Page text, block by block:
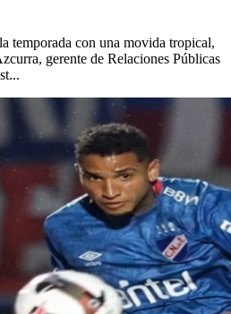
temporada con una movida tropical,
gerente de Relaciones Públicas